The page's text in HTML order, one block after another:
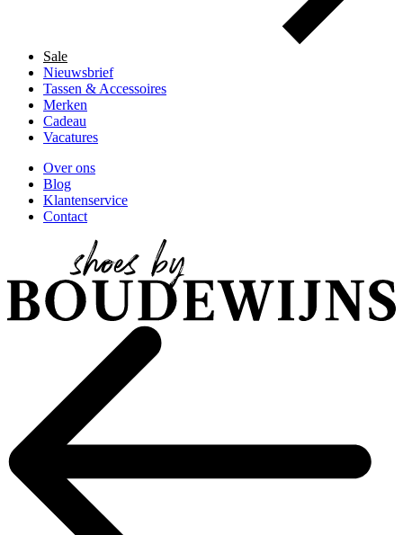
Sale
Nieuwsbrief
Tassen & Accessoires
Merken
Cadeau
Vacatures
Over ons
Blog
Klantenservice
Contact